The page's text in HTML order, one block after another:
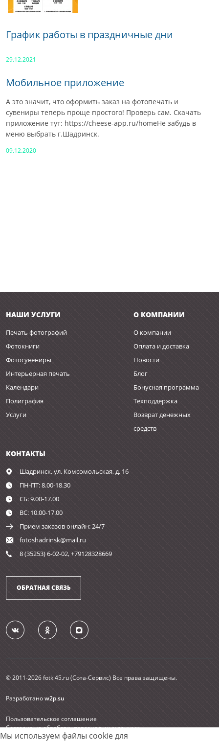
График работы в праздничные дни
29.12.2021
Мобильное приложение
А это значит, что оформить заказ на фотопечать и
сувениры теперь проще простого! Проверь сам. Скачать
приложение тут: https://cheese-app.ru/homeНе забудь в
меню выбрать г.Шадринск.
09.12.2020
Мы используем файлы cookie для
НАШИ УСЛУГИ
Печать фотографий
Фотокниги
Фотосувениры
Интерьерная печать
Календари
Полиграфия
Услуги
О КОМПАНИИ
О компании
Оплата и доставка
Новости
Блог
Бонусная программа
Техподдержка
Возврат денежных
средств
КОНТАКТЫ
Шадринск,ул. Комсомольская, д. 16
ПН-ПТ: 8.00-18.30
СБ: 9.00-17.00
ВС: 10.00-17.00
Прием заказов онлайн: 24/7
fotoshadrinsk@mail.ru
8 (35253) 6-02-02, +79128328669
ОБРАТНАЯ СВЯЗЬ
© 2011-2026 fotki45.ru (Сота-Сервис) Все права защищены.
Разработаноw2p.su
Пользовательское соглашение
Согласие на обработку персональных данных
Карта сайта